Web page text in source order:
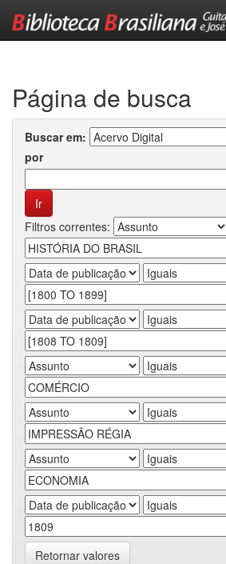
Página de busca
Buscar em:
por
Filtros correntes:
Retornar valores